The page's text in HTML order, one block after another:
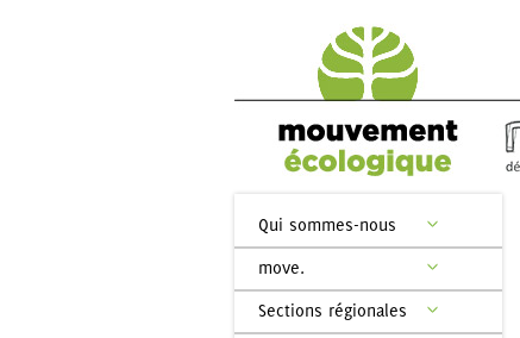
Qui sommes-nous
move.
Sections régionales